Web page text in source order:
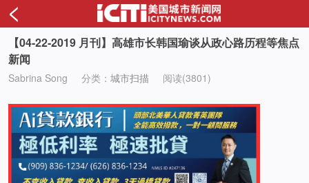
<
【04-22-2019 月刊】高雄市长韩国瑜谈从政心路历程等焦点
新闻
Sabrina Song 分类： 城市扫描 阅读(3801)